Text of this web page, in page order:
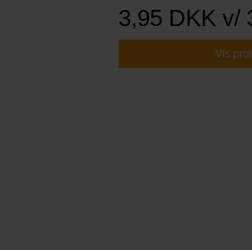
3,95 DKK v/
Vis